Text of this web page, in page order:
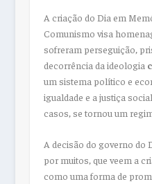
A criação do Dia em
Comunismo visa
sofreram perseguição,
decorrência da ideologia
um sistema político e
igualdade e a justiça
casos, se tornou um
A decisão do governo do
por muitos, que veem a
como uma forma de